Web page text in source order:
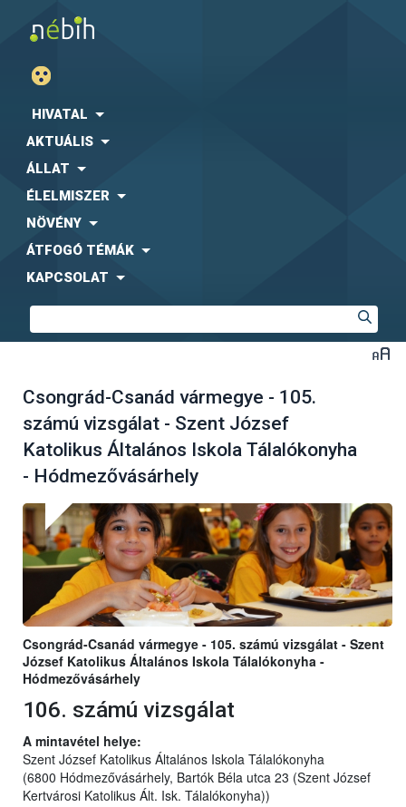
HIVATAL
AKTUÁLIS
ÁLLAT
ÉLELMISZER
NÖVÉNY
ÁTFOGÓ TÉMÁK
KAPCSOLAT
Csongrád-Csanád vármegye - 105.
számú vizsgálat - Szent József
Katolikus Általános Iskola Tálalókonyha
- Hódmezővásárhely
Csongrád-Csanád vármegye - 105. számú vizsgálat - Szent
József Katolikus Általános Iskola Tálalókonyha -
Hódmezővásárhely
106. számú vizsgálat
A mintavétel helye:
Szent József Katolikus Általános Iskola Tálalókonyha
(6800 Hódmezővásárhely, Bartók Béla utca 23 (Szent József
Kertvárosi Katolikus Ált. Isk. Tálalókonyha))